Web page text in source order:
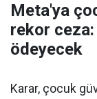
Meta'ya
rekor
ödeyecek
Karar, çocuk